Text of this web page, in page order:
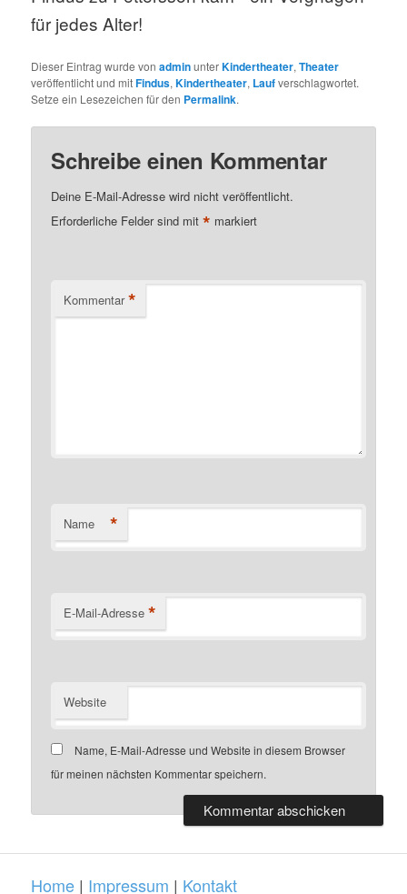
für jedes Alter!
Dieser Eintrag wurde vonadminunterKindertheater,Theater
veröffentlicht und mitFindus,Kindertheater, Laufverschlagwortet.
Setze ein Lesezeichen für den Permalink.
Schreibe einen Kommentar
Deine E-Mail-Adresse wird nicht veröffentlicht.
Erforderliche Felder sind mit* markiert
Kommentar *
Name *
E-Mail-Adresse *
Website
Name, E-Mail-Adresse und Website in diesem Browser
für meinen nächsten Kommentar speichern.
Home | Impressum | Kontakt